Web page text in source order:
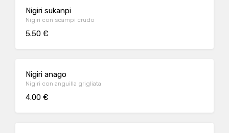
Nigiri sukanpi
Nigiri con scampi crudo
5.50 €
Nigiri anago
Nigiri con anguilla grigliata
4.00 €